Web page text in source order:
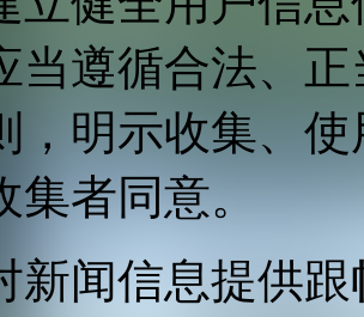
当遵循合法、
，明示收集、
集者同意。
新闻信息提供